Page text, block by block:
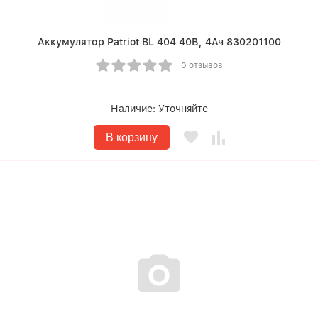
Аккумулятор Patriot BL 404 40В, 4Ач 830201100
0 отзывов
Наличие: Уточняйте
В корзину